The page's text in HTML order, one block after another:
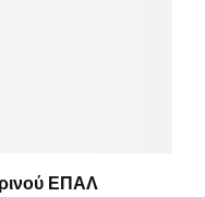
ΕΠΑΛ